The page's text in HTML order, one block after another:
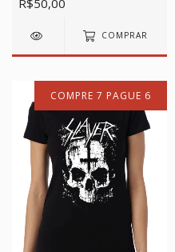
COMPRAR
COMPRE 7 PAGUE 6